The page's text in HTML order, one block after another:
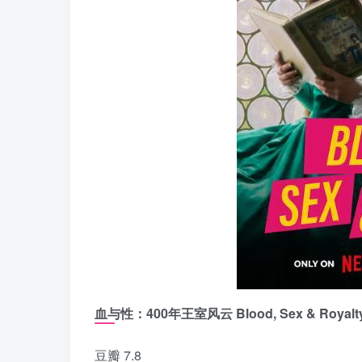
血与性：400年王室风云 Blood, Sex &
豆瓣 7.8